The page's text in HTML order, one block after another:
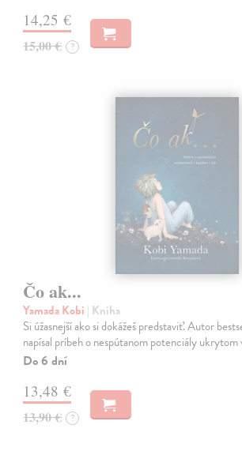
14,25 €
15,00 € ?
Čo ak...
Yamada Kobi | Kniha
Si úžasnejší ako si dokážeš predstaviť. Autor
napísal príbeh o nespútanom potenciály ukrytom
Do 6 dní
13,48 €
13,90 € ?